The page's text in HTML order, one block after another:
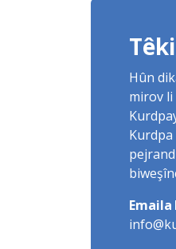
Hûn
mirov li
Emaila